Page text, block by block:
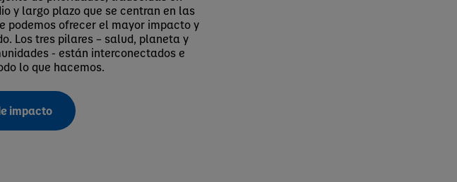
y largo plazo que se centran en las
podemos ofrecer el mayor impacto y
Los tres pilares – salud, planeta y
- están interconectados e
lo que hacemos.
impacto